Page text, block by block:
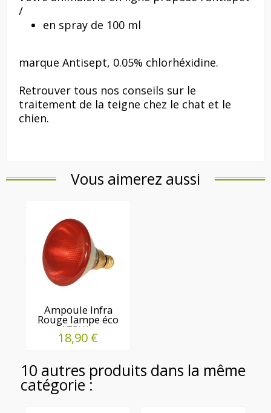
/
en spray de 100 ml
marque Antisept, 0.05% chlorhéxidine.
Retrouver tous nos conseils sur le
traitement de la teigne chez le chat et le
chien.
Vous aimerez aussi
Ampoule Infra
Rouge lampe éco
175W...
18,90 €
10 autres produits dans la même
catégorie :